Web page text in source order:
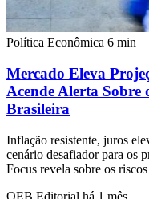
Política Econômica 6 min
Mercado Eleva
Acende Alerta
Brasileira
Inflação resistente, juros
cenário desafiador para os
Focus revela sobre os
OEB Editorial há 1 mês